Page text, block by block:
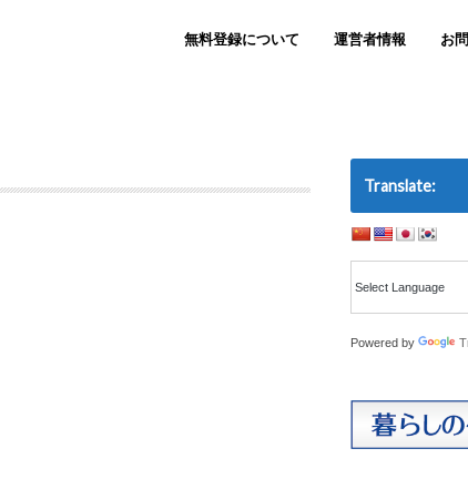
無料登録について 運営者情報 お
Translate:
Powered by